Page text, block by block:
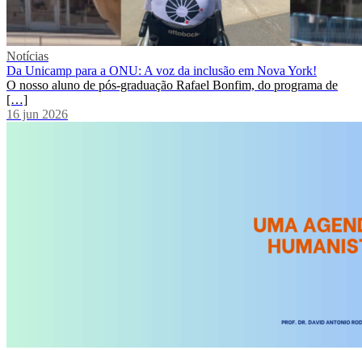
Notícias
Da Unicamp para a ONU: A voz da inclusão em Nova York!
O nosso aluno de pós-graduação Rafael Bonfim, do programa de
[…]
16 jun 2026